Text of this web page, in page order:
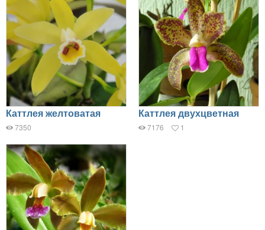
Каттлея желтоватая
7350
Каттлея двухцветная
7176 1